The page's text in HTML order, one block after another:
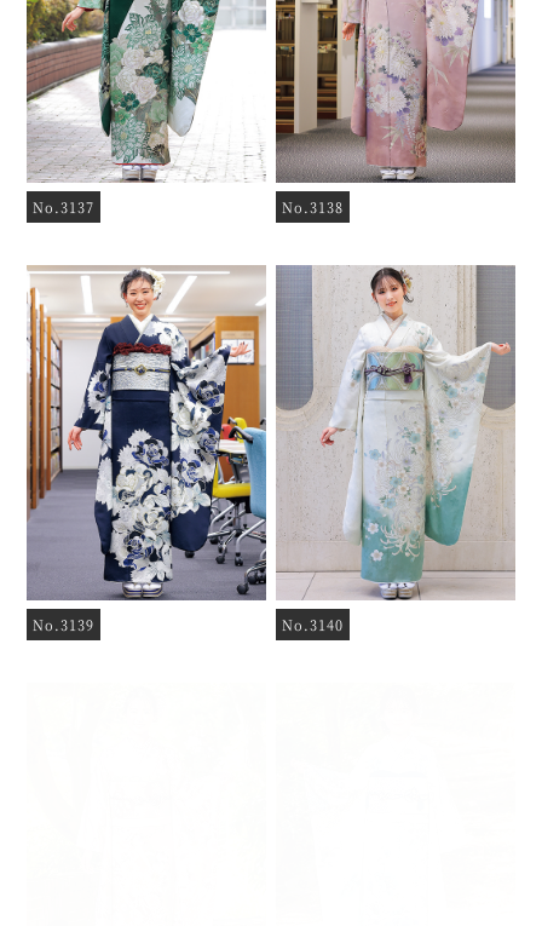
No.3137 No.3138
No.3139 No.3140